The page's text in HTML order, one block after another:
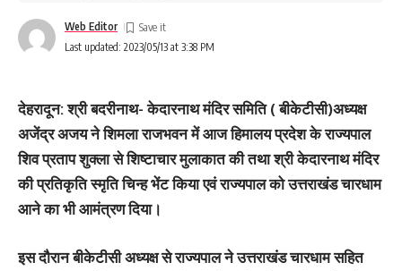
Last updated: 2023/05/13 at 3:38 PM
Web Editor
देहरादून: श्री बदरीनाथ- केदारनाथ मंदिर समिति ( बीकेटीसी)अध्यक्ष
अजेंद्र अजय ने शिमला राजभवन में आज हिमालय प्रदेश के राज्यपाल
शिव प्रताप शुक्ला से शिष्टाचार मुलाकात की तथा श्री केदारनाथ मंदिर
की प्रतिकृति स्मृति चिन्ह भेंट किया एवं राज्यपाल को उत्तराखंड चारधाम
आने का भी आमंत्रण दिया।
इस दौरान बीकेटीसी अध्यक्ष से राज्यपाल ने उत्तराखंड चारधाम सहित